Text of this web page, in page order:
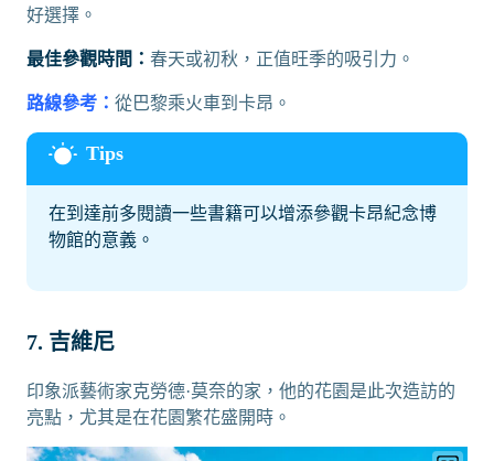
好選擇。
最佳參觀時間： 春天或初秋，正值旺季的吸引力。
路線參考： 從巴黎乘火車到卡昂。
在到達前多閱讀一些書籍可以增添參觀卡昂紀念博
物館的意義。
7. 吉維尼
印象派藝術家克勞德·莫奈的家，他的花園是此次造訪的
亮點，尤其是在花園繁花盛開時。